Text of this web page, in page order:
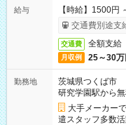
給与
【時給】1500円
交通費別途支
交通費 全額支給
月収例 25～30万
勤務地
茨城県つくば市
研究学園駅から
大手メーカー
遣スタッフ多数